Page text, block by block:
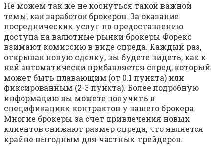
Не можем так же не коснуться такой важной
темы, как заработок брокеров. За оказание
посреднических услуг по предоставлению
доступа на валютные рынки брокеры Форекс
взимают комиссию в виде спреда. Каждый раз,
открывая новую сделку, вы будете видеть, как к
ней автоматически прибавляется спред, который
может быть плавающим (от 0.1 пункта) или
фиксированным (2-3 пункта). Более подробную
информацию вы можете получить в
спецификациях контрактов у вашего брокера.
Многие брокеры за счет привлечения новых
клиентов снижают размер спреда, что является
крайне выгодным для частных трейдеров.